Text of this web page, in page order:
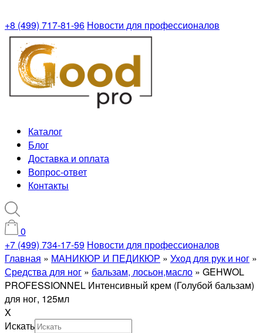
+8 (499) 717-81-96 Новости для профессионалов
Каталог
Блог
Доставка и оплата
Вопрос-ответ
Контакты
0
+7 (499) 734-17-59 Новости для профессионалов
Главная » МАНИКЮР И ПЕДИКЮР » Уход для рук и ног »
Средства для ног » бальзам, лосьон,масло » GEHWOL
PROFESSIONNEL Интенсивный крем (Голубой бальзам)
для ног, 125мл
X
Искать